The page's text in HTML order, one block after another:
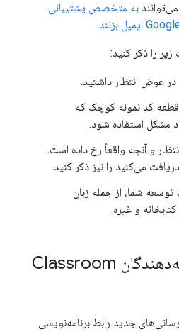
به متخصص پشتیبانی
زیر را ذکر کنید:
عوض انتظار داشتید.
کد نمونه کوچک که
مشکل استفاده شود.
و آنچه واقعاً رخ داده است.
می‌کنید را نیز ذکر کنید.
شما، از جمله زبان
و غیره.
در اطلاعیه‌های توسعه‌دهندگان Classroom
جدید رابط برنامه‌نویسی